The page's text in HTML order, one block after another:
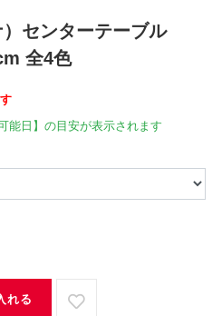
センターテーブル
全4色
能日】の目安が表示されます
れる